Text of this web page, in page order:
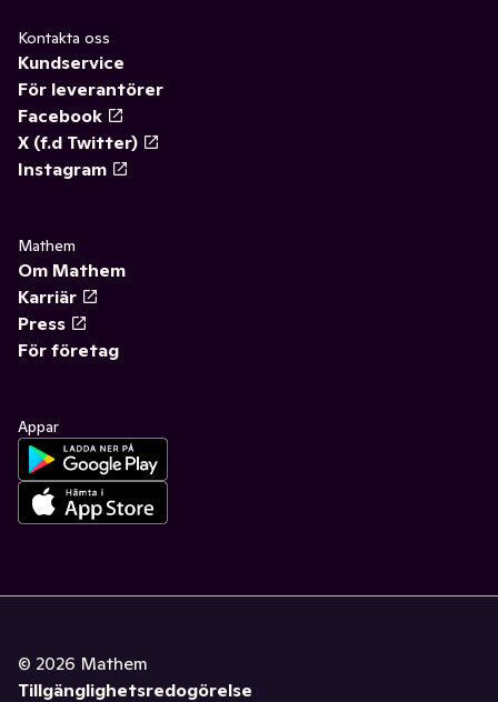
Kontakta oss
Kundservice
För leverantörer
Facebook
X (f.d Twitter)
Instagram
Mathem
Om Mathem
Karriär
Press
För företag
Appar
© 2026 Mathem
Tillgänglighetsredogörelse